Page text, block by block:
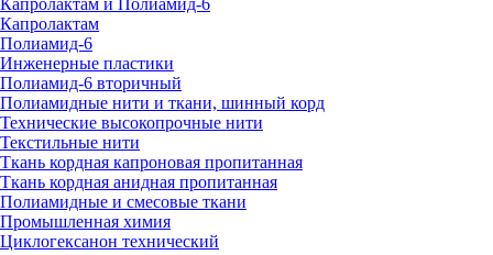
Капролактам
Полиамид-6
Инженерные пластики
Полиамид-6 вторичный
Полиамидные нити и ткани, шинный корд
Технические высокопрочные нити
Текстильные нити
Ткань кордная капроновая пропитанная
Ткань кордная анидная пропитанная
Полиамидные и смесовые ткани
Промышленная химия
Циклогексанон технический